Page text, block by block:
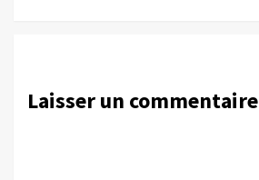
Laisser un commentaire